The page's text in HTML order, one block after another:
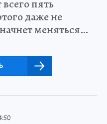
пять
даже не
меняться…